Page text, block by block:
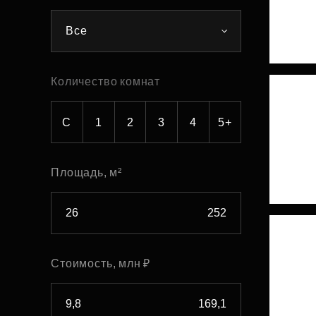
Все
Количество комнат
С 1 2 3 4 5+
Площадь, м²
Стоимость, млн ₽